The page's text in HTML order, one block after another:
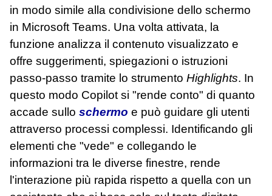
in modo simile alla condivisione dello schermo
in Microsoft Teams. Una volta attivata, la
funzione analizza il contenuto visualizzato e
offre suggerimenti, spiegazioni o istruzioni
passo-passo tramite lo strumento Highlights. In
questo modo Copilot si "rende conto" di quanto
accade sullo schermo e può guidare gli utenti
attraverso processi complessi. Identificando gli
elementi che "vede" e collegando le
informazioni tra le diverse finestre, rende
l'interazione più rapida rispetto a quella con un